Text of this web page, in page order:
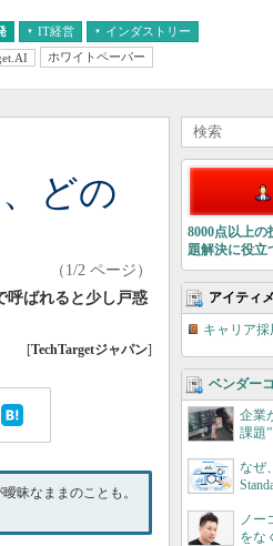
IT経営 インダストリー
ホワイトペーパー
どの
（1/2 ページ）
呼ばれると少し戸惑
[TechTargetジャパン]
昧なままのことも。
8000点以上
題解決に役立
アイティ
キャリア
ベンダー
企業
課題
なぜ
ノー
をな